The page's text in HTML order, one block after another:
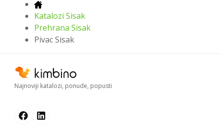
Katalozi Sisak
Prehrana Sisak
Pivac Sisak
Najnoviji katalozi, ponude, popusti